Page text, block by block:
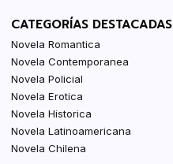
CATEGORÍAS DESTACADAS
Novela Romantica
Novela Contemporanea
Novela Policial
Novela Erotica
Novela Historica
Novela Latinoamericana
Novela Chilena